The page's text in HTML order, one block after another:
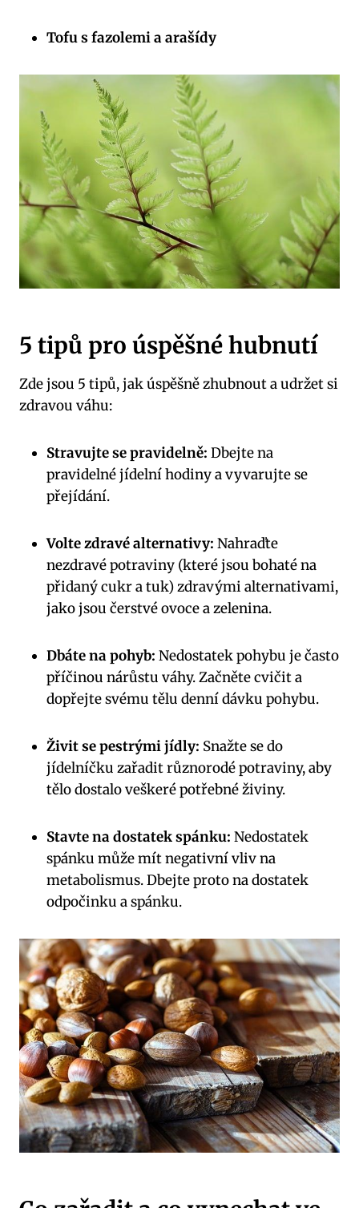
Tofu s fazolemi a arašídy
5 tipů pro úspěšné hubnutí
Zde jsou 5 tipů, jak úspěšně zhubnout a udržet si
zdravou váhu:
Stravujte se pravidelně: Dbejte na
pravidelné jídelní hodiny a vyvarujte se
přejídání.
Volte zdravé alternativy: Nahraďte
nezdravé potraviny (které jsou bohaté na
přidaný cukr a tuk) zdravými alternativami,
jako jsou čerstvé ovoce a zelenina.
Dbáte na pohyb: Nedostatek pohybu je často
příčinou nárůstu váhy. Začněte cvičit a
dopřejte svému tělu denní dávku pohybu.
Živit se pestrými jídly: Snažte se do
jídelníčku zařadit různorodé potraviny, aby
tělo dostalo veškeré potřebné živiny.
Stavte na dostatek spánku: Nedostatek
spánku může mít negativní vliv na
metabolismus. Dbejte proto na dostatek
odpočinku a spánku.